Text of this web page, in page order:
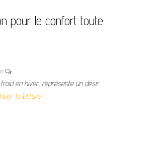
pour le confort toute
en hiver, représente un désir
la lecture